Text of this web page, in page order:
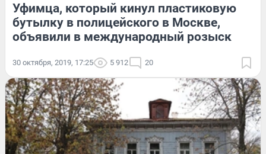
Уфимца, который кинул пластиковую
бутылку в полицейского в Москве,
объявили в международный розыск
30 октября, 2019, 17:25 5 912 20